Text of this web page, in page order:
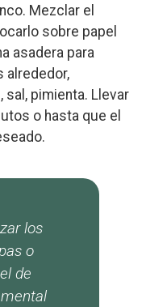
Mezclar el
sobre papel
asadera para
alrededor,
pimienta. Llevar
o hasta que el
los
o
de